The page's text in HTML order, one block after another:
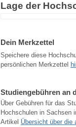
Lage der
Dein Merkzettel
Speichere diese
persönlichen Merkzettel
Studiengebühren an
Über Gebühren für das
Hochschulen in Sachsen
Artikel Übersicht über die